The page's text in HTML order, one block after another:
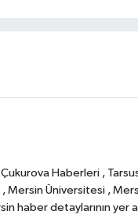
Haberleri ,
Mersin Üniversitesi ,
haber detaylarının